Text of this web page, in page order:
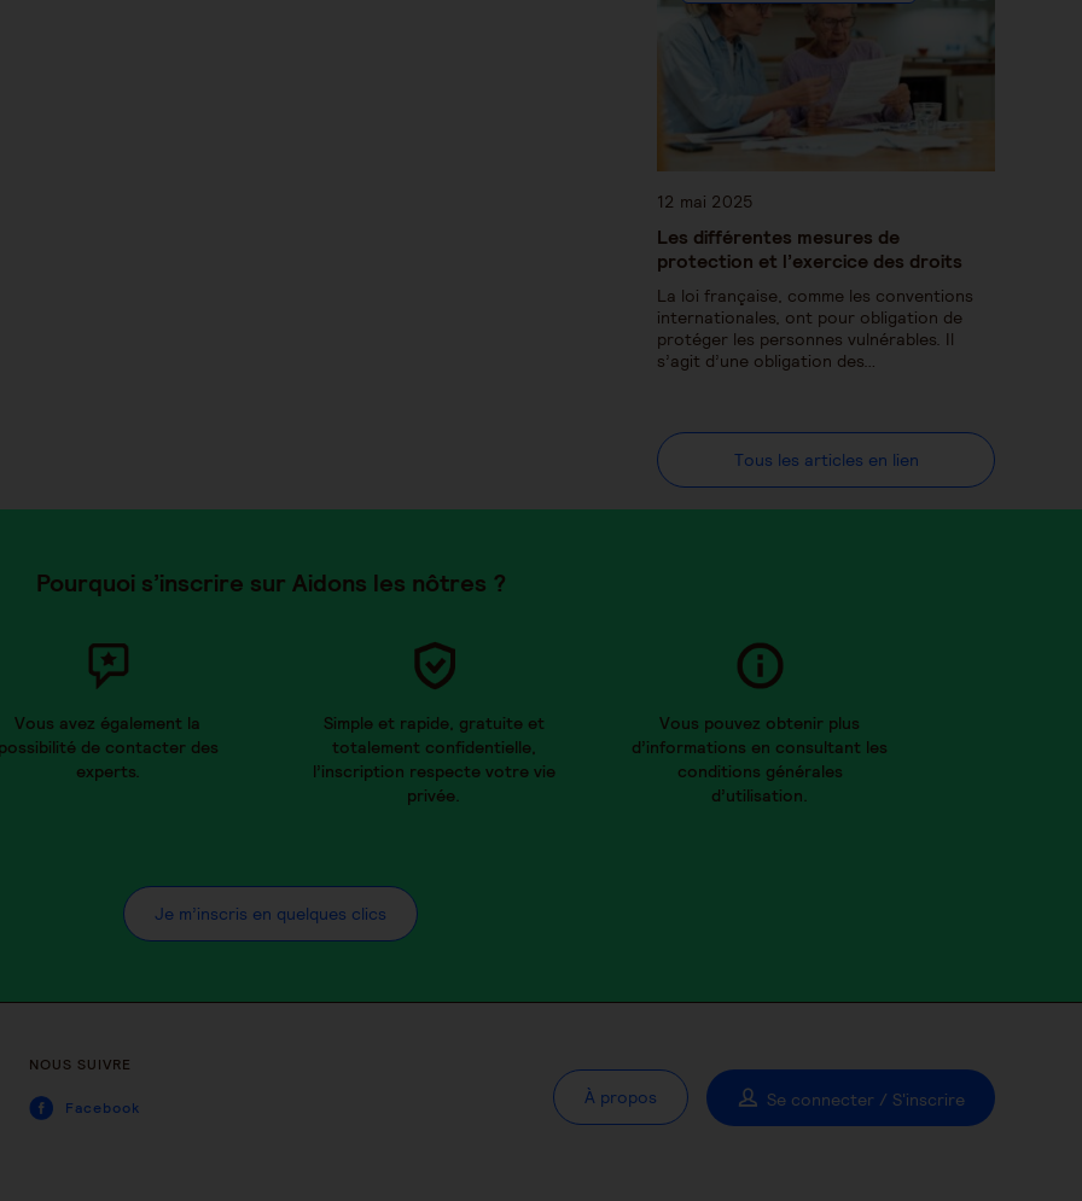
12 mai 2025
Les différentes mesures de
protection et l’exercice des droits
La loi française, comme les conventions
internationales, ont pour obligation de
protéger les personnes vulnérables. Il
s’agit d’une obligation des…
Tous les articles en lien
Pourquoi s’inscrire sur Aidons les nôtres ?
Vous avez également la
possibilité de contacter des
experts.
Simple et rapide, gratuite et
totalement confidentielle,
l’inscription respecte votre vie
privée.
Vous pouvez obtenir plus
d’informations en consultant les
conditions générales
d’utilisation.
Je m’inscris en quelques clics
NOUS SUIVRE
Facebook À propos Se connecter / S'inscrire